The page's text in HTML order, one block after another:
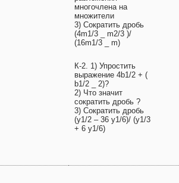
многочлена на
множители
3) Сократить дробь
(4m1/3 _ m2/3 )/
(16m1/3 _ m)
К-2. 1) Упростить
выражение 4b1/2 + (
b1/2 _ 2)?
2) Что значит
сократить дробь ?
3) Сократить дробь
(y1/2 – 36 y1/6)/ (y1/3
+ 6 y1/6)